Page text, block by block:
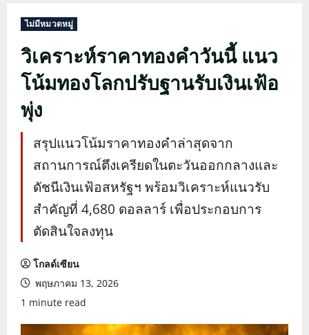
ไม่มีหมวดหมู่
วิเคราะห์ราคาทองคำวันนี้ แนว
โน้มทองโลกปรับฐานรับเงินเฟ้อ
พุ่ง
สรุปแนวโน้มราคาทองคำล่าสุดจาก
สถานการณ์ตึงเครียดในตะวันออกกลางและ
ดัชนีเงินเฟ้อสหรัฐฯ พร้อมวิเคราะห์แนวรับ
สำคัญที่ 4,680 ดอลลาร์ เพื่อประกอบการ
ตัดสินใจลงทุน
โกลด์เซียน
พฤษภาคม 13, 2026
1 minute read